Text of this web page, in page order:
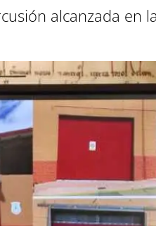
alcanzada en